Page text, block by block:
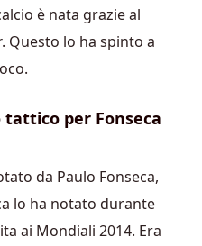
è nata grazie al
. Questo lo ha spinto a
per Fonseca
da Paulo Fonseca,
lo ha notato durante
ai Mondiali 2014. Era